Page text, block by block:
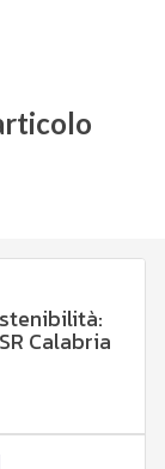
Calabria